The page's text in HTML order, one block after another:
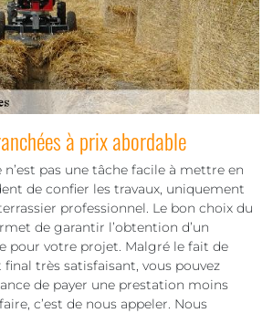
à prix abordable
n’est pas une tâche facile à mettre en
de confier les travaux, uniquement
professionnel. Le bon choix du
de garantir l’obtention d’un
pour votre projet. Malgré le fait de
très satisfaisant, vous pouvez
de payer une prestation moins
c’est de nous appeler. Nous